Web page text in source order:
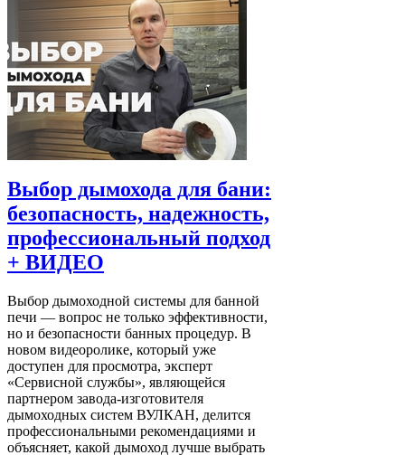
Выбор дымохода для бани:
безопасность, надежность,
профессиональный подход
+ ВИДЕО
Выбор дымоходной системы для банной
печи — вопрос не только эффективности,
но и безопасности банных процедур. В
новом видеоролике, который уже
доступен для просмотра, эксперт
«Сервисной службы», являющейся
партнером завода-изготовителя
дымоходных систем ВУЛКАН, делится
профессиональными рекомендациями и
объясняет, какой дымоход лучше выбрать